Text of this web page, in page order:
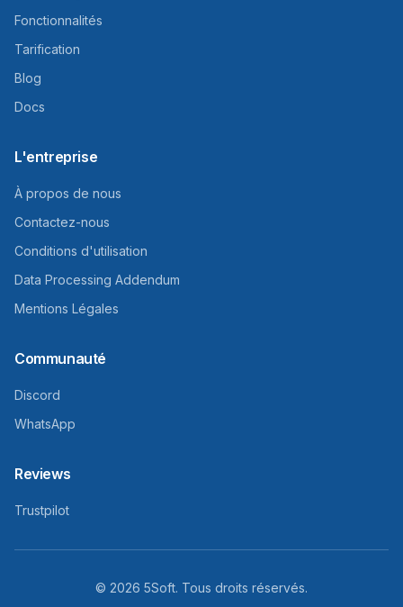
Fonctionnalités
Tarification
Blog
Docs
L'entreprise
À propos de nous
Contactez-nous
Conditions d'utilisation
Data Processing Addendum
Mentions Légales
Communauté
Discord
WhatsApp
Reviews
Trustpilot
© 2026 5Soft. Tous droits réservés.